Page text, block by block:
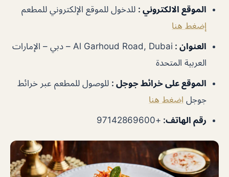
الموقع الالكتروني : للدخول للموقع الإلكتروني للمطعم
إضغط هنا
العنوان :
Al Garhoud Road, Dubai – دبي – الإمارات
العربية المتحدة
الموقع على خرائط جوجل : للوصول للمطعم عبر خرائط
جوجل اضغط هنا
رقم الهاتف:
+97142869600